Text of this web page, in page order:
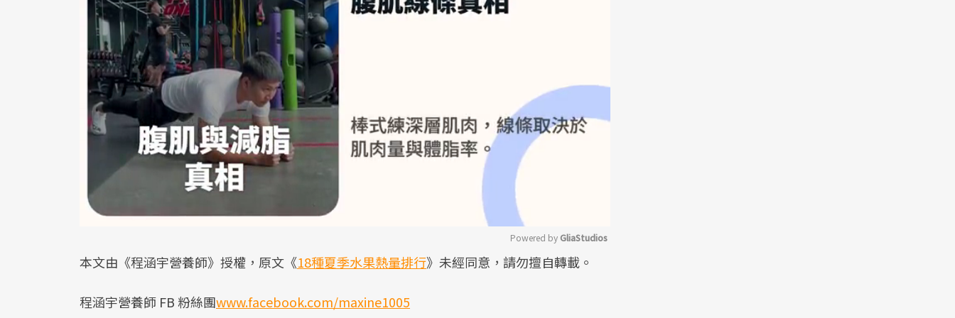
Powered by GliaStudios
本文由《程涵宇營養師》授權，原文《18種夏季水果熱量排行》未經同意，請勿擅自轉載。
程涵宇營養師 FB 粉絲團www.facebook.com/maxine1005